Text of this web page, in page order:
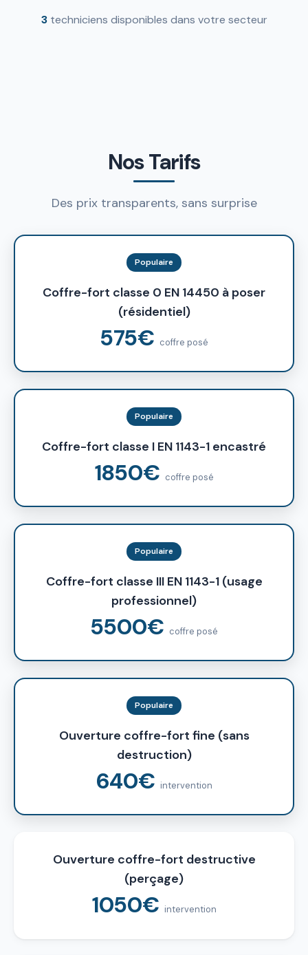
3techniciens disponibles dans votre secteur
Nos Tarifs
Des prix transparents, sans surprise
Populaire
Coffre-fort classe 0 EN 14450 à poser
(résidentiel)
575€ coffre posé
Populaire
Coffre-fort classe I EN 1143-1 encastré
1850€ coffre posé
Populaire
Coffre-fort classe III EN 1143-1 (usage
professionnel)
5500€ coffre posé
Populaire
Ouverture coffre-fort fine (sans
destruction)
640€ intervention
Ouverture coffre-fort destructive
(perçage)
1050€ intervention